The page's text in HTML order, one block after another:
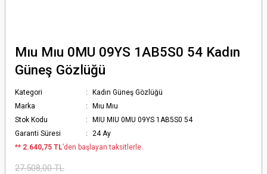
Mıu Mıu 0MU 09YS 1AB5S0 54 Kadın
Güneş Gözlüğü
Kategori
Kadın Güneş Gözlüğü
Marka
Mıu Mıu
Stok Kodu
MIU MIU 0MU 09YS 1AB5S0 54
Garanti Süresi
24 Ay
** 2.640,75 TL’den başlayan taksitlerle.
27.508,00 TL